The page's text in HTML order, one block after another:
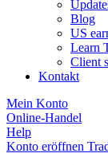
Blog
US
Learn
Client
Kontakt
Mein Konto
Online-Handel
Help
Konto eröffnen